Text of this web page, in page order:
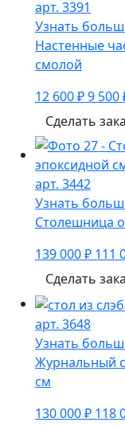
арт. 3391
Узнать
Настенные
смолой
12 600 ₽9 500
Сделать
арт. 3442
Узнать
Столешница
139 000 ₽ 111
Сделать
арт. 3648
Узнать
Журнальный
см
130 000 ₽ 118